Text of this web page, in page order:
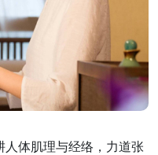
人体肌理与经络，力道张